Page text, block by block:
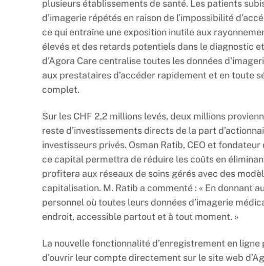
plusieurs établissements de santé. Les patients
d’imagerie répétés en raison de l’impossibilité
ce qui entraîne une exposition inutile aux
élevés et des retards potentiels dans le diagnostic
d’Agora Care centralise toutes les données
aux prestataires d’accéder rapidement et en toute
complet.
Sur les CHF 2,2 millions levés, deux millions
reste d’investissements directs de la part
investisseurs privés. Osman Ratib, CEO et fondateur
ce capital permettra de réduire les coûts en
profitera aux réseaux de soins gérés avec des
capitalisation. M. Ratib a commenté : « En donnant
personnel où toutes leurs données d’imagerie
endroit, accessible partout et à tout moment. »
La nouvelle fonctionnalité d’enregistrement en
d’ouvrir leur compte directement sur le site web